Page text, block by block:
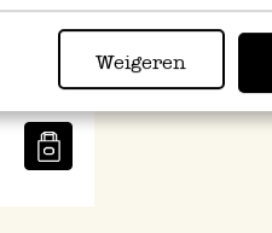
Weigeren